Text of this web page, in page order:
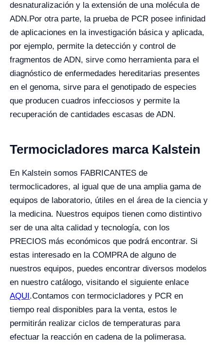
desnaturalización y la extensión de una molécula de
ADN.Por otra parte, la prueba de PCR posee infinidad
de aplicaciones en la investigación básica y aplicada,
por ejemplo, permite la detección y control de
fragmentos de ADN, sirve como herramienta para el
diagnóstico de enfermedades hereditarias presentes
en el genoma, sirve para el genotipado de especies
que producen cuadros infecciosos y permite la
recuperación de cantidades escasas de ADN.
Termocicladores marca Kalstein
En Kalstein somos FABRICANTES de
termoclicadores, al igual que de una amplia gama de
equipos de laboratorio, útiles en el área de la ciencia y
la medicina. Nuestros equipos tienen como distintivo
ser de una alta calidad y tecnología, con los
PRECIOS más económicos que podrá encontrar. Si
estas interesado en la COMPRA de alguno de
nuestros equipos, puedes encontrar diversos modelos
en nuestro catálogo, visitando el siguiente enlace
AQUI.Contamos con termocicladores y PCR en
tiempo real disponibles para la venta, estos le
permitirán realizar ciclos de temperaturas para
efectuar la reacción en cadena de la polimerasa.